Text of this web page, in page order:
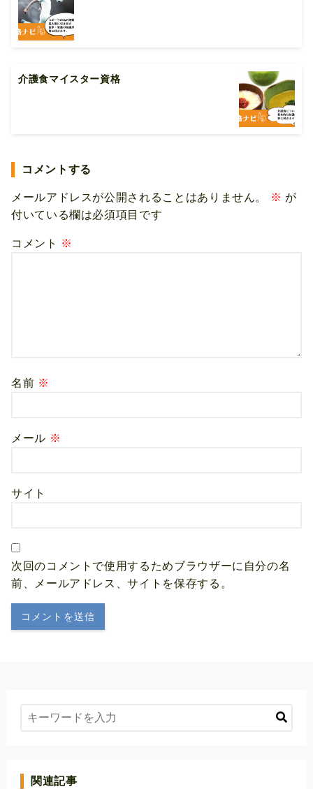
介護食マイスター資格
コメントする
メールアドレスが公開されることはありません。 ※ が
付いている欄は必須項目です
コメント ※
名前 ※
メール ※
サイト
次回のコメントで使用するためブラウザーに自分の名
前、メールアドレス、サイトを保存する。
関連記事